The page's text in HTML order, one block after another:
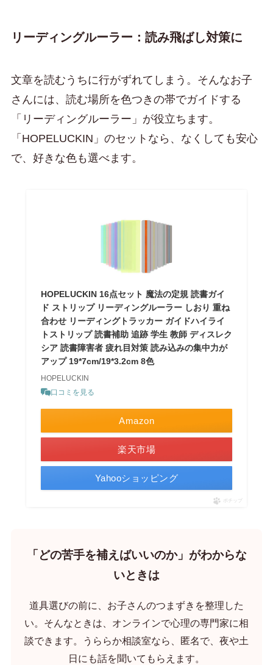
リーディングルーラー：読み飛ばし対策に
文章を読むうちに行がずれてしまう。そんなお子
さんには、読む場所を色つきの帯でガイドする
「リーディングルーラー」が役立ちます。
「HOPELUCKIN」のセットなら、なくしても安心
で、好きな色も選べます。
HOPELUCKIN 16点セット 魔法の定規 読書ガイ
ド ストリップ リーディングルーラー しおり 重ね
合わせ リーディングトラッカー ガイドハイライ
トストリップ 読書補助 追跡 学生 教師 ディスレク
シア 読書障害者 疲れ目対策 読み込みの集中力が
アップ 19*7cm/19*3.2cm 8色
HOPELUCKIN
口コミを見る
Amazon
楽天市場
Yahooショッピング
ポチップ
「どの苦手を補えばいいのか」がわからな
いときは
道具選びの前に、お子さんのつまずきを整理した
い。そんなときは、オンラインで心理の専門家に相
談できます。うららか相談室なら、匿名で、夜や土
日にも話を聞いてもらえます。